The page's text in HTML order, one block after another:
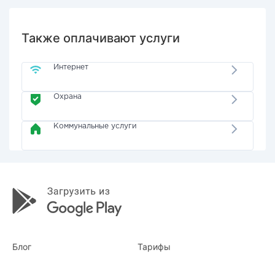
Также оплачивают услуги
Интернет
Охрана
Коммунальные услуги
Блог Тарифы